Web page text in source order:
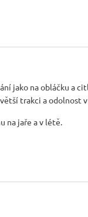
jako na obláčku a
trakci a odolnost
na jaře a v létě.